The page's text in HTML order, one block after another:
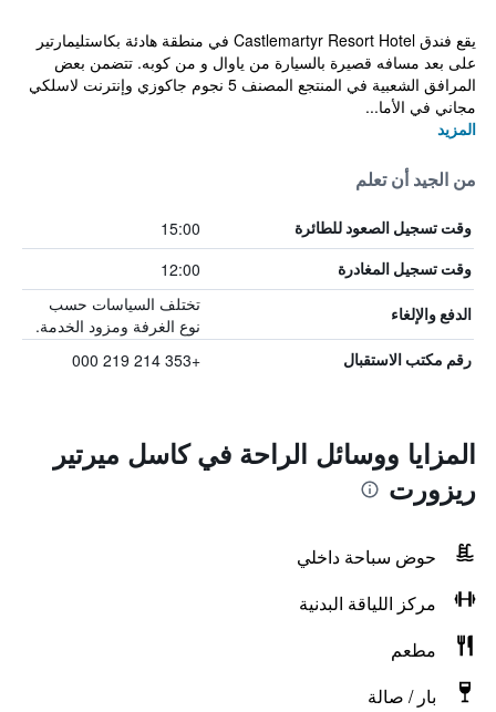
يقع فندق Castlemartyr Resort Hotel في منطقة هادئة بكاستليمارتير
على بعد مسافه قصيرة بالسيارة من ياوال و من كوبه. تتضمن بعض
المرافق الشعبية في المنتجع المصنف 5 نجوم جاكوزي وإنترنت لاسلكي
مجاني في الأما...
المزيد
من الجيد أن تعلم
وقت تسجيل الصعود للطائرة 15:00
وقت تسجيل المغادرة 12:00
الدفع والإلغاء
تختلف السياسات حسب
نوع الغرفة ومزود الخدمة.
رقم مكتب الاستقبال +353 214 219 000
المزايا ووسائل الراحة في كاسل ميرتير
ريزورت
حوض سباحة داخلي
مركز اللياقة البدنية
مطعم
بار / صالة